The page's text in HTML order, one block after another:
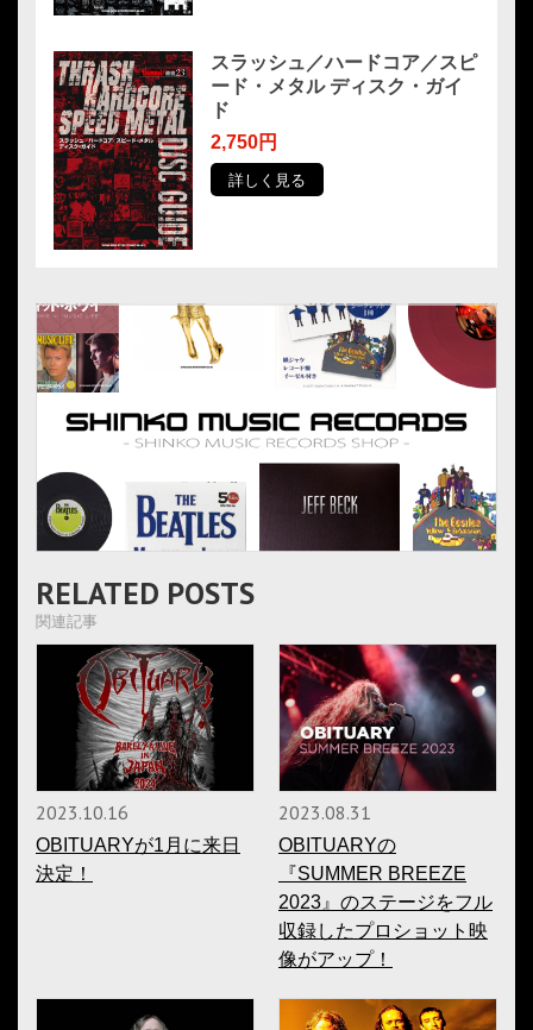
スラッシュ／ハードコア／スピ
ード・メタル ディスク・ガイ
ド
2,750円
詳しく見る
RELATED POSTS
関連記事
2023.10.16
OBITUARYが1月に来日
決定！
2023.08.31
OBITUARYの
『SUMMER BREEZE
2023』のステージをフル
収録したプロショット映
像がアップ！